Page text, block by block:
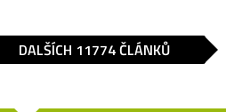
DALŠÍCH 11774 ČLÁNKŮ